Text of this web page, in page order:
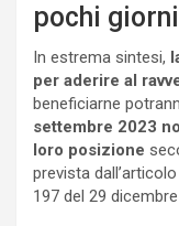
pochi
In estrema sintesi,
per aderire al
beneficiarne
settembre 2023
loro posizione
prevista
197 del 29